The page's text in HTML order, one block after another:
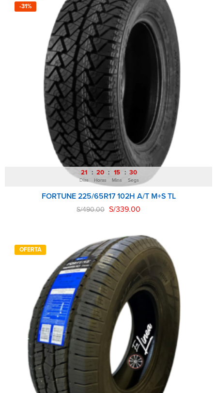
-31%
21
Días
20
Horas
15
Mins
28
Segs
FORTUNE 225/65R17 102H A/T M+S TL
S/490.00 S/339.00
OFERTA